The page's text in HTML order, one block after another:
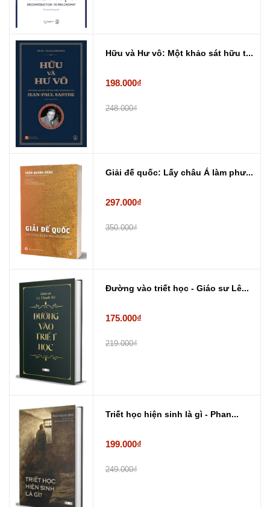
Hữu và Hư vô: Một khảo sát hữu t...
198.000₫
248.000₫
Giải đế quốc: Lấy châu Á làm phư...
297.000₫
350.000₫
Đường vào triết học - Giáo sư Lê...
175.000₫
219.000₫
Triết học hiện sinh là gì - Phan...
199.000₫
249.000₫